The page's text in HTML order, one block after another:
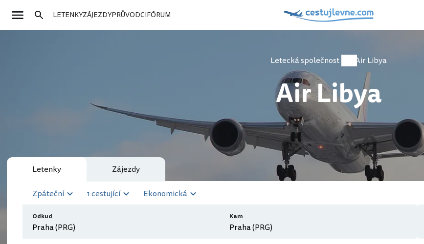
LETENKYZÁJEZDYPRŮVODCIFÓRUM
Letecká společnost Air Libya
Air Libya
Letenky Zájezdy
Zpáteční 1 cestující Ekonomická
Odkud Kam